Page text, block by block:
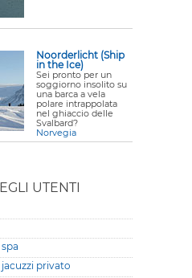
Noorderlicht (Ship
in the Ice)
Sei pronto per un
soggiorno insolito su
una barca a vela
polare intrappolata
nel ghiaccio delle
Svalbard?
Norvegia
UTENTI
jacuzzi privato